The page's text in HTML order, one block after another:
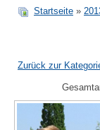
Startseite »
Zurück zur